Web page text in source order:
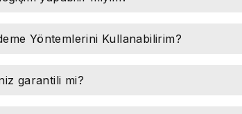
Yöntemlerini Kullanabilirim?
garantili mi?